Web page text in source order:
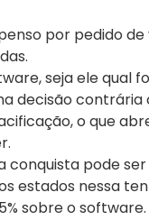
por pedido
seja ele qual
decisão
o que
conquista pode
estados nessa
sobre o